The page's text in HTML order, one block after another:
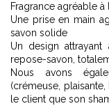
Fragrance agréable à
Une prise en main
savon solide
Un design
repose-savon,
Nous avons
(crémeuse,
le client que son